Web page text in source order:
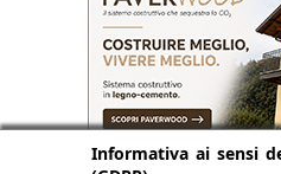
Informativa ai sensi